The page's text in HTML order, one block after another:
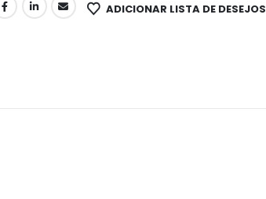
ADICIONAR LISTA DE DESEJOS